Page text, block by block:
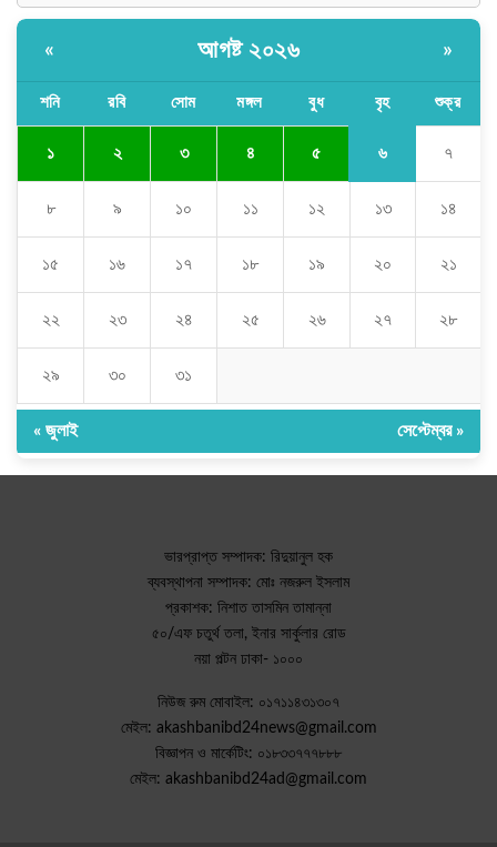
« আগষ্ট ২০২৬ »
শনি রবি সোম মঙ্গল বুধ বৃহ শুক্র
১ ২ ৩ ৪ ৫ ৬ ৭
৮ ৯ ১০ ১১ ১২ ১৩ ১৪
১৫ ১৬ ১৭ ১৮ ১৯ ২০ ২১
২২ ২৩ ২৪ ২৫ ২৬ ২৭ ২৮
২৯ ৩০ ৩১
« জুলাই সেপ্টেম্বর »
ভারপ্রাপ্ত সম্পাদক: রিদুয়ানুল হক
ব্যবস্থাপনা সম্পাদক: মোঃ নজরুল ইসলাম
প্রকাশক: নিশাত তাসমিন তামান্না
৫০/এফ চতুর্থ তলা, ইনার সার্কুলার রোড
নয়া পল্টন ঢাকা- ১০০০
নিউজ রুম মোবাইল: ০১৭১১৪৩১৩০৭
মেইল: akashbanibd24news@gmail.com
বিজ্ঞাপন ও মার্কেটিং: ০১৮৩৩৭৭৭৮৮৮
মেইল: akashbanibd24ad@gmail.com